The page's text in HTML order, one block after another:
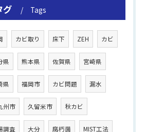
グ Tags
カビ取り 床下 ZEH カビ
県 熊本県 佐賀県 宮崎県
県 福岡市 カビ問題 漏水
州市 久留米市 秋カビ
調査 大分 腐朽菌 MIST工法